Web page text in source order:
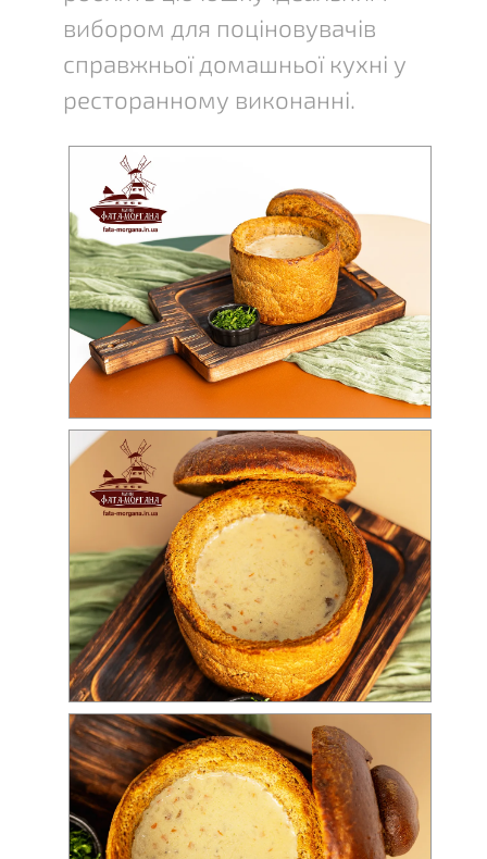
вибором для поціновувачів
справжньої домашньої кухні у
ресторанному виконанні.